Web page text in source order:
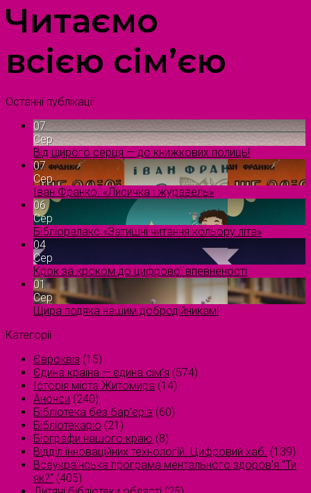
Читаємо
всією сім’єю
Останні публікації
07
Сер
Від щирого серця — до книжкових полиць!
07
Сер
Іван Франко. «Лисичка і журавель»
06
Сер
Бібліорелакс «Затишні читання кольору літа»
04
Сер
Крок за кроком до цифрової впевненості
01
Сер
Щира подяка нашим добродійникам!
Категорії
Євроквіз (15)
Єдина країна — єдина сім’я (574)
Історія міста Житомира (14)
Анонси (240)
Бібліотека без бар'єрів (60)
Бібліотекарю (21)
Біографи нашого краю (8)
Відділ інноваційних технологій. Цифровий хаб. (139)
Всеукраїнська програма ментального здоров'я "Ти
як?" (405)